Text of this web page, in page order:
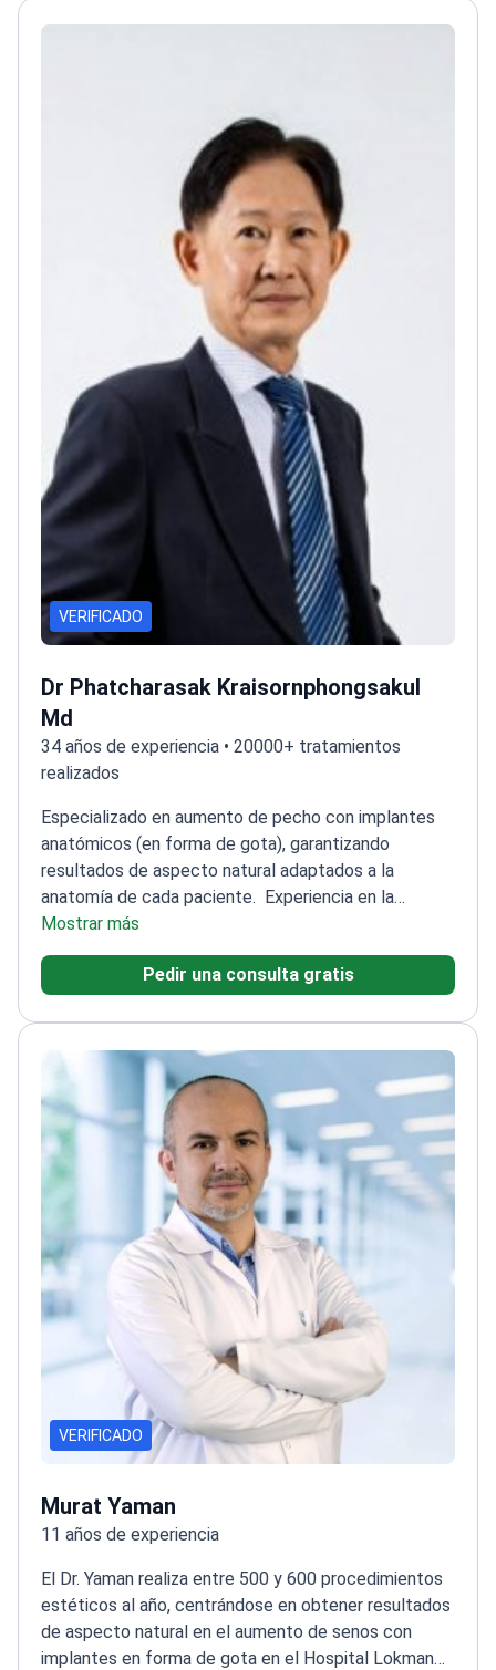
Aumento de senos con implantes en forma de gota
de 2811 €
Encuentre su clínica
ideal
VERIFICADO
Md
34 años de experiencia • 20000+ tratamientos
realizados
anatómicos (en forma de gota), garantizando
resultados de aspecto natural adaptados a la
anatomía de cada paciente. Experiencia en la
personalización de implantes anatómicos para
obtener resultados equilibrados y
satisfacción del pacienteTrabaja en ID Clinic
Bangkok, un centro líder en procedimientos
cosméticos
Mostrar más
VERIFICADO
11 años de experiencia
El Dr. Yaman realiza entre 500 y 600 procedimientos
estéticos al año, centrándose en obtener resultados
de aspecto natural en el aumento de senos con
implantes en forma de gota en el Hospital Lokman
Hekim de Estambul. Formado en microcirugía básica
Mostrar más